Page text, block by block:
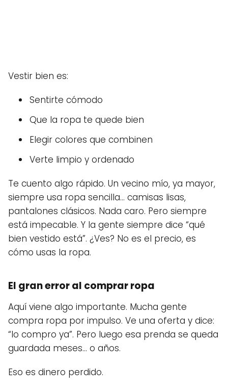
Vestir bien es:
Sentirte cómodo
Que la ropa te quede bien
Elegir colores que combinen
Verte limpio y ordenado
Te cuento algo rápido. Un vecino mío, ya mayor,
siempre usa ropa sencilla… camisas lisas,
pantalones clásicos. Nada caro. Pero siempre
está impecable. Y la gente siempre dice “qué
bien vestido está”. ¿Ves? No es el precio, es
cómo usas la ropa.
El gran error al comprar ropa
Aquí viene algo importante. Mucha gente
compra ropa por impulso. Ve una oferta y dice:
“lo compro ya”. Pero luego esa prenda se queda
guardada meses… o años.
Eso es dinero perdido.